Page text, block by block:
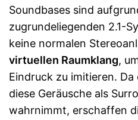
Soundbases sind
zugrundeliegenden 2.1-
keine normalen
virtuellen Raumklang,
Eindruck zu imitieren.
diese Geräusche als
wahrnimmt, erschaffen